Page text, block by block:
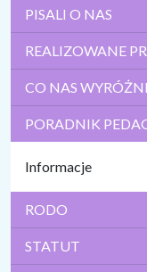
PISALI O NAS
REALIZOWANE
CO NAS
PORADNIK
Informacje
RODO
STATUT